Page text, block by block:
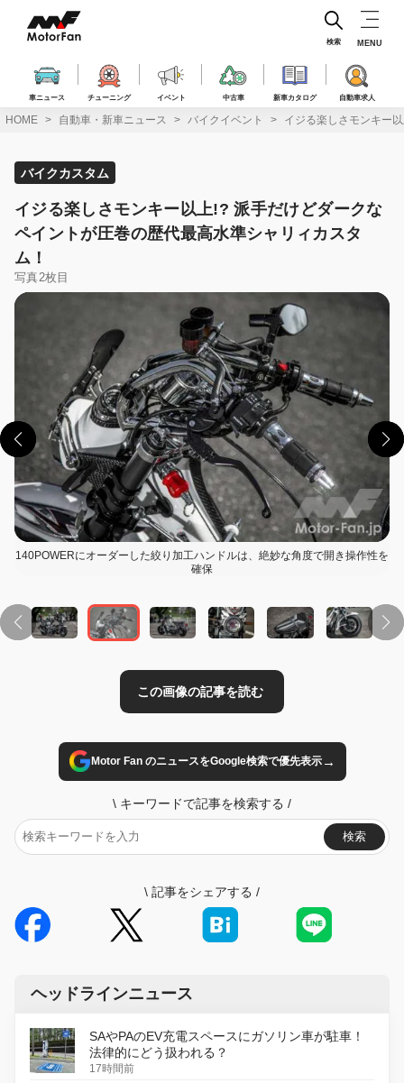
ス
車ニュース チューニング イベント 中古車 新車カタログ 自動車求人
検索 MENU
HOME 自動車・新車ニュース バイクイベント イジる楽しさモンキー
バイクカスタム
イジる楽しさモンキー以上!? 派手だけどダークな
ペイントが圧巻の歴代最高水準シャリィカスタ
ム！
写真2枚目
140POWERにオーダーした絞り加工ハンドルは、絶妙な角度で開き操作性を
確保
この画像の記事を読む
Motor Fan のニュースをGoogle検索で優先表示→
\ キーワードで記事を検索する /
検索
\ 記事をシェアする /
ヘッドラインニュース
SAやPAのEV充電スペースにガソリン車が駐車！
法律的にどう扱われる？
17時間前